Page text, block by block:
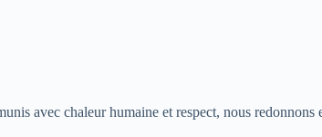
avec chaleur humaine et respect, nous